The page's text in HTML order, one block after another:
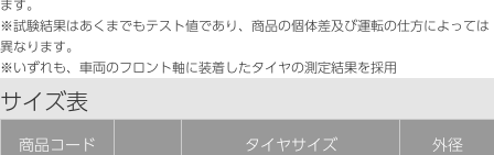
ます。
※試験結果はあくまでもテスト値であり、商品の個体差及び運転の仕方によっては
異なります。
※いずれも、車両のフロント軸に装着したタイヤの測定結果を採用
サイズ表
商品コード タイヤサイズ
外径